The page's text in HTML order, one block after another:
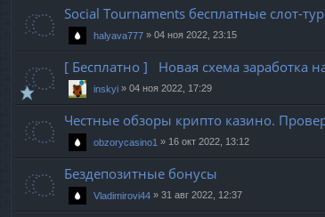
Social Tournaments бесплатные слот-
halyava777 » 04 ноя 2022, 23:15
[ Бесплатно ] Новая схема заработка
inskyi » 04 ноя 2022, 17:29
Честные обзоры крипто казино.
obzorycasino1 » 16 окт 2022, 13:12
Бездепозитные бонусы
Vladimirovi44 » 31 авг 2022, 12:37